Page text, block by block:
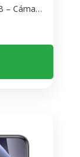
Xiaomi Redmi Note 15 Pro 256GB+8GB – Cámara 200MP OIS